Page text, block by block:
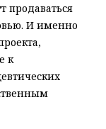
продаваться
И именно
к